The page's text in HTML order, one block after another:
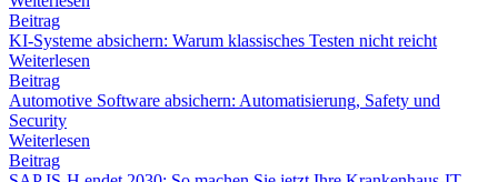
Beitrag
KI-Systeme absichern: Warum klassisches Testen nicht reicht
Weiterlesen
Beitrag
Automotive Software absichern: Automatisierung, Safety und
Security
Weiterlesen
Beitrag